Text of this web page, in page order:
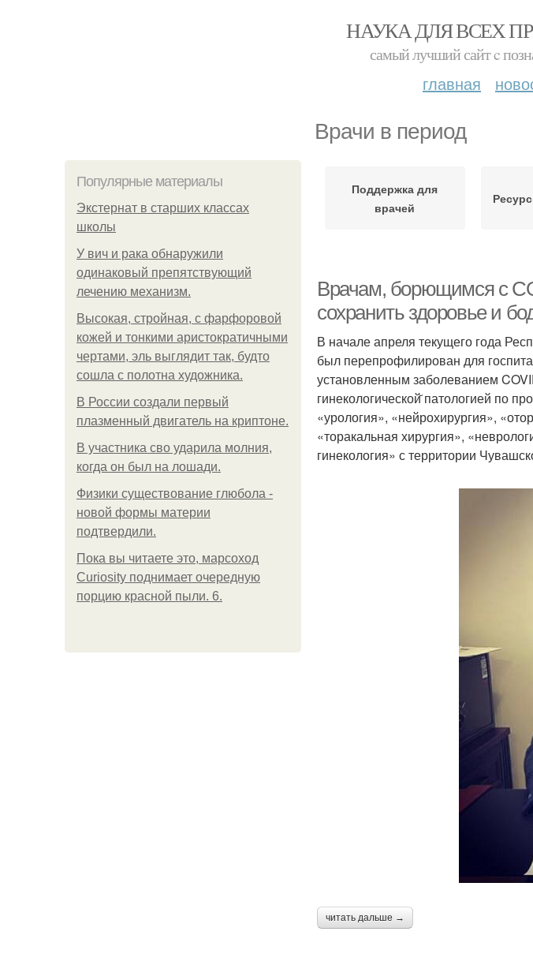
НАУКА ДЛЯ ВСЕХ
самый лучший сайт c
главная
Врачи в период
Популярные материалы
Экстернат в старших классах
школы
У вич и рака обнаружили
одинаковый препятствующий
лечению механизм.
Высокая, стройная, с фарфоровой
кожей и тонкими аристократичными
чертами, эль выглядит так, будто
сошла с полотна художника.
В России создали первый
плазменный двигатель на криптоне.
В участника сво ударила молния,
когда он был на лошади.
Физики существование глюбола -
новой формы материи
подтвердили.
Пока вы читаете это, марсоход
Curiosity поднимает очередную
порцию красной пыли. 6.
Поддержка для
врачей
Врачам, борющимся с
сохранить здоровье и
В начале апреля текущего года
был перепрофилирован для
установленным заболеванием
гинекологической̆ патологией по
«урология», «нейрохирургия»,
«торакальная хирургия»,
гинекология» с территории
читать дальше →